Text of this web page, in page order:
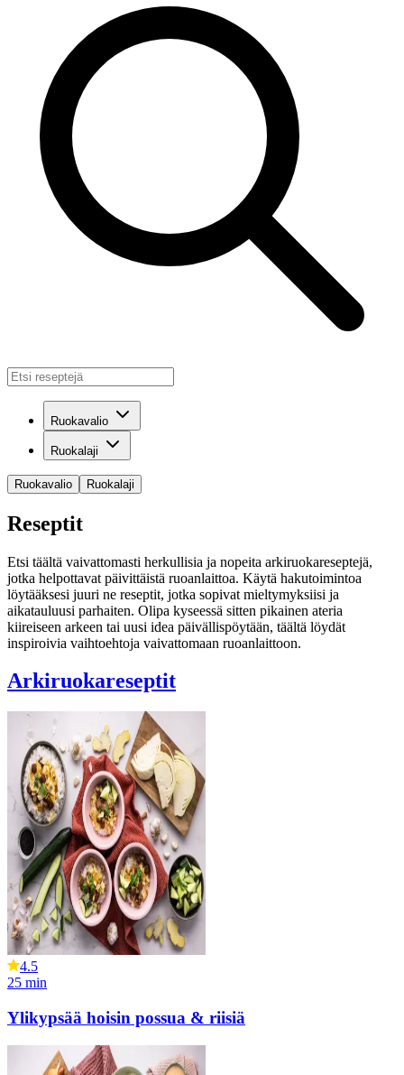
Ruokavalio
Ruokalaji
Ruokavalio Ruokalaji
Reseptit
Etsi täältä vaivattomasti herkullisia ja nopeita arkiruokareseptejä,
jotka helpottavat päivittäistä ruoanlaittoa. Käytä hakutoimintoa
löytääksesi juuri ne reseptit, jotka sopivat mieltymyksiisi ja
aikatauluusi parhaiten. Olipa kyseessä sitten pikainen ateria
kiireiseen arkeen tai uusi idea päivällispöytään, täältä löydät
inspiroivia vaihtoehtoja vaivattomaan ruoanlaittoon.
Arkiruokareseptit
4.5
25 min
Ylikypsää hoisin possua & riisiä